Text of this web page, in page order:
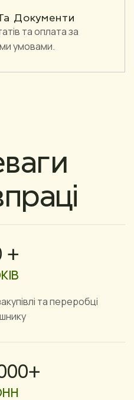
Документи
та оплата за
умовами.
+
та переробці